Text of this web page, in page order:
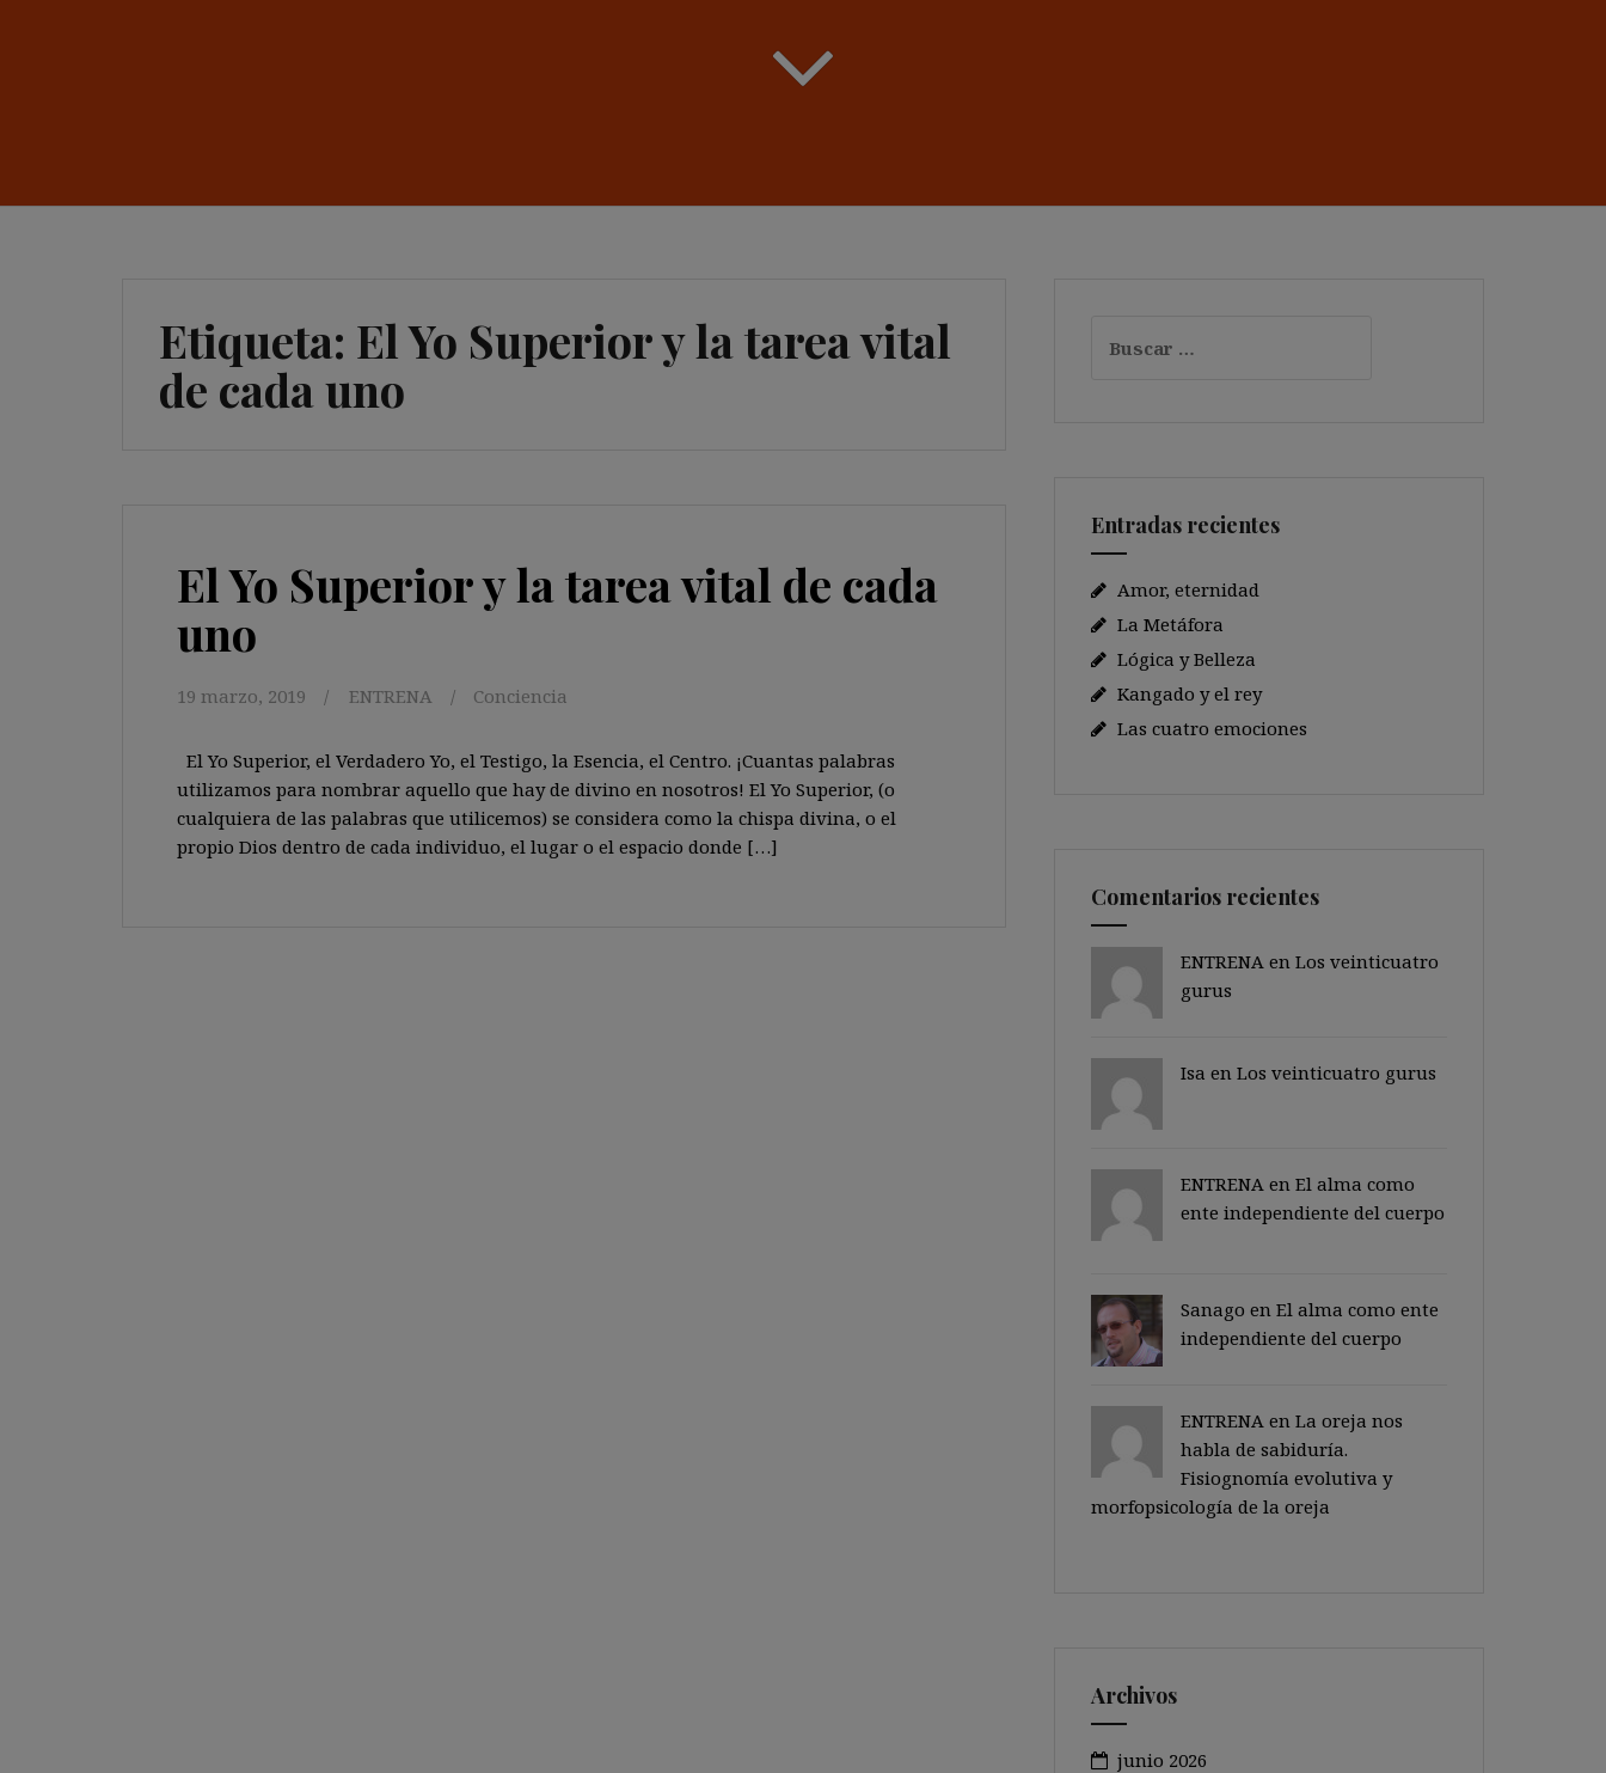
Etiqueta: El Yo Superior y la tarea vital
de cada uno
El Yo Superior y la tarea vital de cada
uno
19 marzo, 2019 ENTRENA Conciencia
El Yo Superior, el Verdadero Yo, el Testigo, la Esencia, el Centro. ¡Cuantas palabras
utilizamos para nombrar aquello que hay de divino en nosotros! El Yo Superior, (o
cualquiera de las palabras que utilicemos) se considera como la chispa divina, o el
propio Dios dentro de cada individuo, el lugar o el espacio donde […]
Entradas recientes
Amor, eternidad
La Metáfora
Lógica y Belleza
Kangado y el rey
Las cuatro emociones
Comentarios recientes
ENTRENA en Los veinticuatro
gurus
Isa en Los veinticuatro gurus
ENTRENA en El alma como
ente independiente del cuerpo
Sanago en El alma como ente
independiente del cuerpo
ENTRENA en La oreja nos
habla de sabiduría.
Fisiognomía evolutiva y
morfopsicología de la oreja
Archivos
junio 2026